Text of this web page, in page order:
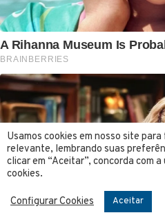
Usamos cookies em nosso site
relevante, lembrando suas
clicar em “Aceitar”, concorda com a
cookies.
Configurar Cookies Aceitar